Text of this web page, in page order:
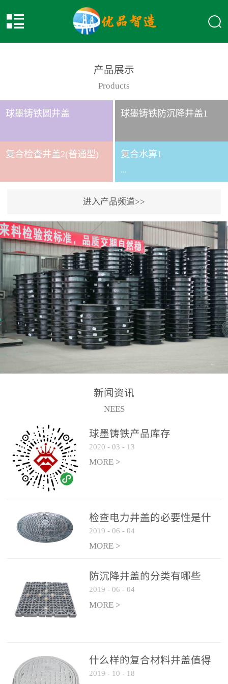
产品展示
Products
球墨铸铁圆井盖 球墨铸铁防沉降井盖1
复合检查井盖2(普通型) 复合水箅1
...
给排水应用系列时间
2017-2-15
进入产品频道>>
新闻资讯
NEES
球墨铸铁产品库存
2020 - 03 - 13
MORE >
检查电力井盖的必要性是什
么？
2019 - 06 - 04
MORE >
防沉降井盖的分类有哪些
2019 - 06 - 04
MORE >
什么样的复合材料井盖值得
选择和使用
2019 - 10 - 18